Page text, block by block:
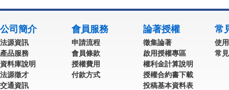
公司簡介
法源資訊
產品服務
資料庫說明
法源徵才
交通資訊
會員服務
申請流程
會員條款
授權費用
付款方式
論著授權
徵集論著
啟用授權專區
權利金計算說明
授權合約書下載
投稿基本資料表
常
使
常